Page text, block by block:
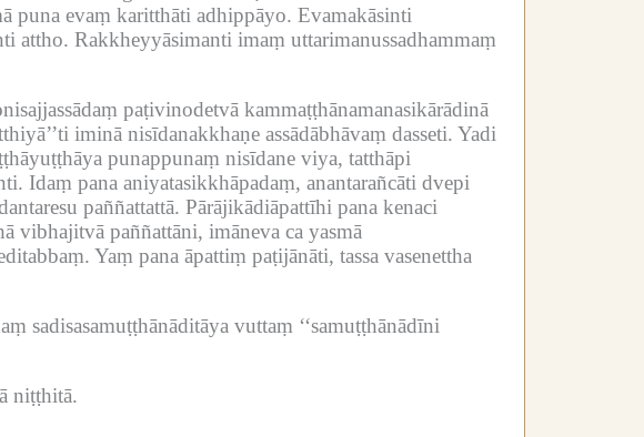
puna evaṃ karitthāti adhippāyo. Evamakāsinti
attho. Rakkheyyāsimanti imaṃ uttarimanussadhammaṃ
paṭivinodetvā kammaṭṭhānamanasikārādinā
iminā nisīdanakkhaṇe assādābhāvaṃ dasseti. Yadi
punappunaṃ nisīdane viya, tatthāpi
Idaṃ pana aniyatasikkhāpadaṃ, anantarañcāti dvepi
paññattattā. Pārājikādiāpattīhi pana kenaci
vibhajitvā paññattāni, imāneva ca yasmā
Yaṃ pana āpattiṃ paṭijānāti, tassa vasenettha
sadisasamuṭṭhānāditāya vuttaṃ ‘‘samuṭṭhānādīni
niṭṭhitā.